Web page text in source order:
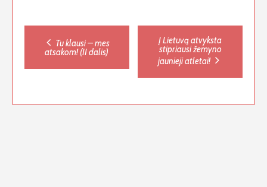
Post
navigation
Tu klausi – mes
atsakom! (II dalis)
Į Lietuvą atvyksta
stipriausi žemyno
jaunieji atletai!